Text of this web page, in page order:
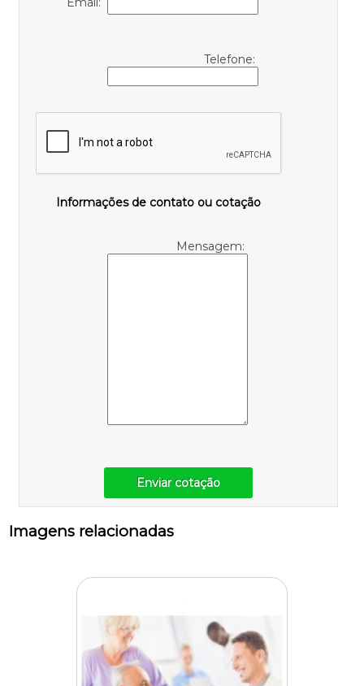
Telefone:
Informações de contato ou cotação
Mensagem:
Enviar cotação
Imagens relacionadas